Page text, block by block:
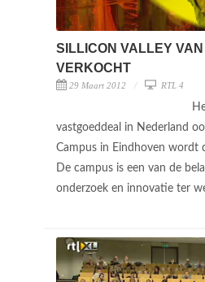
SILLICON VALLEY
VERKOCHT
29 Maart 2012 RTL 4
vastgoeddeal in Nederland
Campus in Eindhoven wordt
De campus is een van de
onderzoek en innovatie ter